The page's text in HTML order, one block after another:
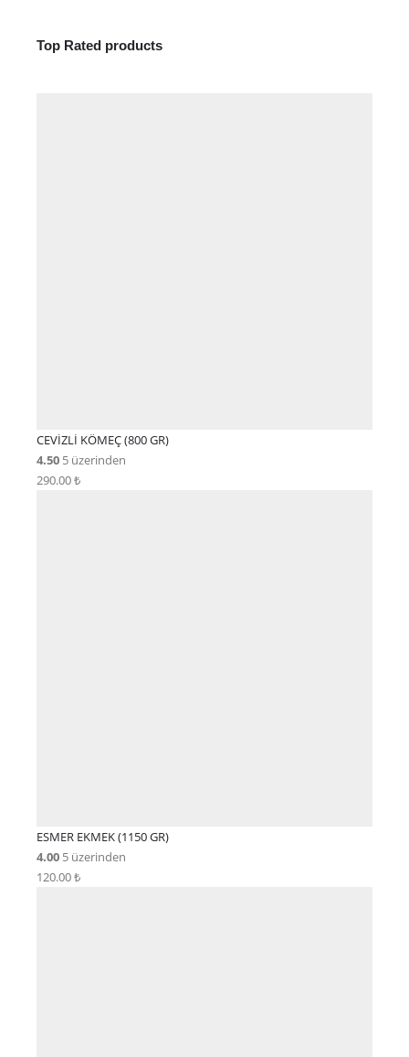
Top Rated products
CEVİZLİ KÖMEÇ (800 GR)
4.50 5 üzerinden
290.00₺
ESMER EKMEK (1150 GR)
4.00 5 üzerinden
120.00₺